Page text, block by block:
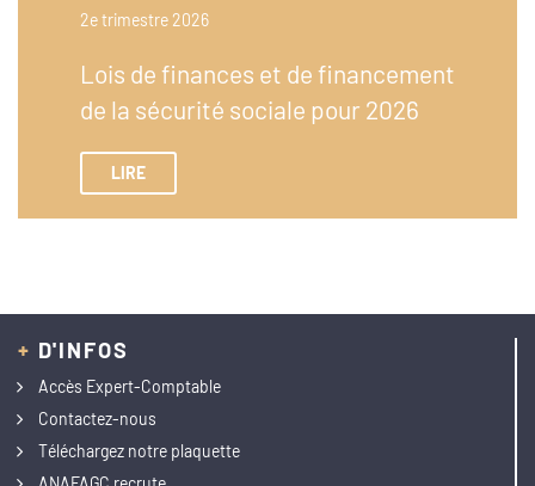
2e trimestre 2026
Lois de finances et de financement
de la sécurité sociale pour 2026
LIRE
+ D'INFOS
Accès Expert-Comptable
Contactez-nous
Téléchargez notre plaquette